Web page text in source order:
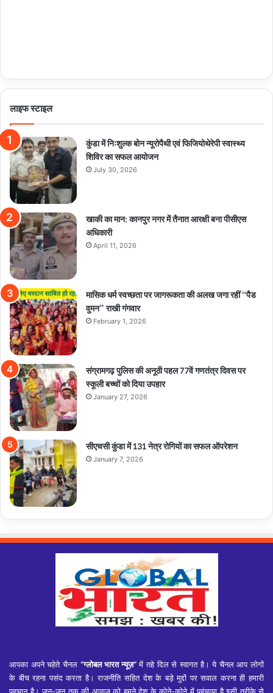
लाइफ स्टाइल
कुंडा में निःशुल्क बोन न्यूरोपैथी एवं फिजियोथेरेपी स्वास्थ्य
शिविर का सफल आयोजन
July 30, 2026
खाकी का मान: कानपुर नगर में तैनात आरक्षी बना पीसीएस
अधिकारी
April 11, 2026
मासिक धर्म स्वच्छता पर जागरूकता की अलख जगा रहीं “पैड
वुमन” राखी गंगवार
February 1, 2026
संग्रामगढ़ पुलिस की अनूठी पहल 77वें गणतंत्र दिवस पर
स्कूली बच्चों को दिया उपहार
January 27, 2026
सीएचसी कुंडा में 131 नेत्र रोगियों का सफल ऑपरेशन
January 7, 2026
आपका अपने चहेते चैनल “ग्लोबल भारत न्यूज़”में तहे दिल से स्वागत है। ये चैनल आप लोगों
के बीच रहना पसंद करता है। राजनीति सहित देश के बड़े मुद्दों पर सवाल करना ही हमारी
पहचान है। जन-जन तक की आवाज को हमने देश के कोने-कोने में पहुंचाया है इसी तरीके से